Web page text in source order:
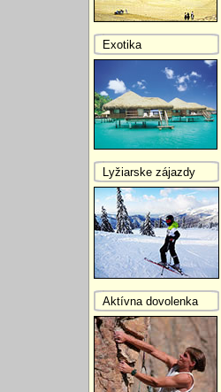
Exotika
Lyžiarske zájazdy
Aktívna dovolenka